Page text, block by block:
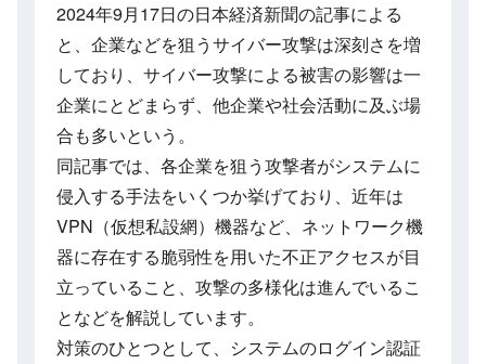
2024年9月17日の日本経済新聞の記事による
と、企業などを狙うサイバー攻撃は深刻さを増
しており、サイバー攻撃による被害の影響は一
企業にとどまらず、他企業や社会活動に及ぶ場
合も多いという。
同記事では、各企業を狙う攻撃者がシステムに
侵入する手法をいくつか挙げており、近年は
VPN（仮想私設網）機器など、ネットワーク機
器に存在する脆弱性を用いた不正アクセスが目
立っていること、攻撃の多様化は進んでいるこ
となどを解説しています。
対策のひとつとして、システムのログイン認証